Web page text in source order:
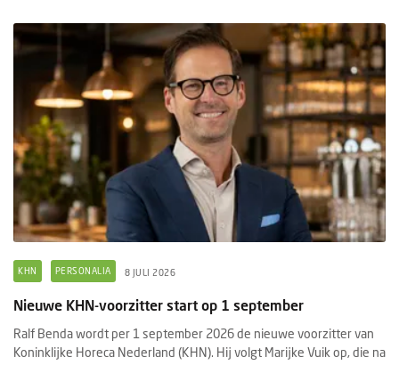
KHN PERSONALIA 8 JULI 2026
Nieuwe KHN-voorzitter start op 1 september
Ralf Benda wordt per 1 september 2026 de nieuwe voorzitter van
Koninklijke Horeca Nederland (KHN). Hij volgt Marijke Vuik op, die na